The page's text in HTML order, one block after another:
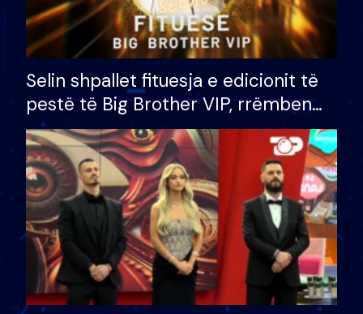
Selin shpallet fituesja e edicionit të
pestë të Big Brother VIP, rrëmben
çmimin e madh prej 100 mijë eurosh